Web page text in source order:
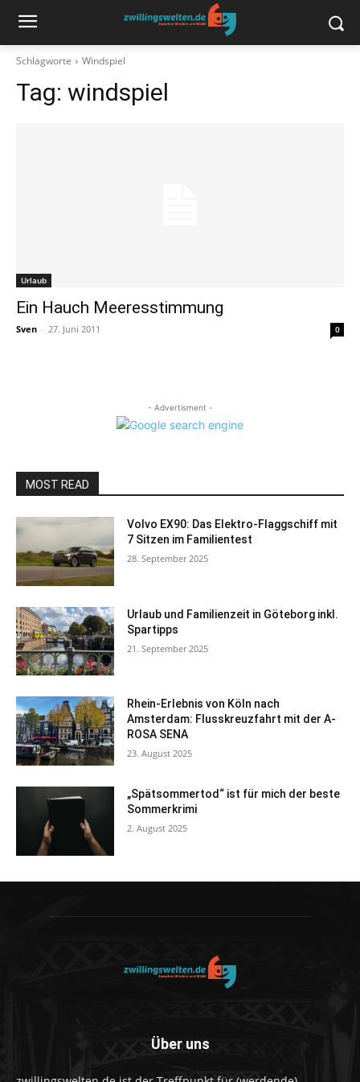
Schlagworte Windspiel
Tag: windspiel
Urlaub
Ein Hauch Meeresstimmung
Sven - 27. Juni 2011 0
- Advertisment -
MOST READ
Volvo EX90: Das Elektro-Flaggschiff mit
7 Sitzen im Familientest
28. September 2025
Urlaub und Familienzeit in Göteborg inkl.
Spartipps
21. September 2025
Rhein-Erlebnis von Köln nach
Amsterdam: Flusskreuzfahrt mit der A-
ROSA SENA
23. August 2025
„Spätsommertod“ ist für mich der beste
Sommerkrimi
2. August 2025
Über uns